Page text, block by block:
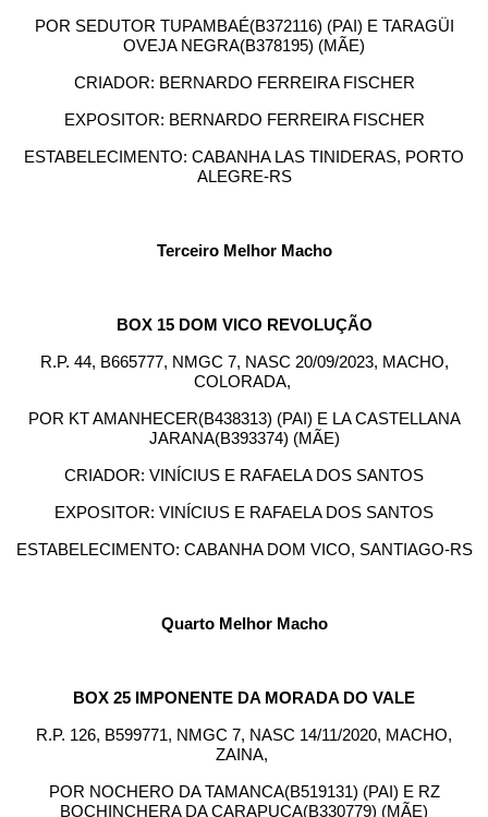
POR SEDUTOR TUPAMBAÉ(B372116) (PAI) E TARAGÜI
OVEJA NEGRA(B378195) (MÃE)
CRIADOR: BERNARDO FERREIRA FISCHER
EXPOSITOR: BERNARDO FERREIRA FISCHER
ESTABELECIMENTO: CABANHA LAS TINIDERAS, PORTO
ALEGRE-RS
Terceiro Melhor Macho
BOX 15 DOM VICO REVOLUÇÃO
R.P. 44, B665777, NMGC 7, NASC 20/09/2023, MACHO,
COLORADA,
POR KT AMANHECER(B438313) (PAI) E LA CASTELLANA
JARANA(B393374) (MÃE)
CRIADOR: VINÍCIUS E RAFAELA DOS SANTOS
EXPOSITOR: VINÍCIUS E RAFAELA DOS SANTOS
ESTABELECIMENTO: CABANHA DOM VICO, SANTIAGO-RS
Quarto Melhor Macho
BOX 25 IMPONENTE DA MORADA DO VALE
R.P. 126, B599771, NMGC 7, NASC 14/11/2020, MACHO,
ZAINA,
POR NOCHERO DA TAMANCA(B519131) (PAI) E RZ
BOCHINCHERA DA CARAPUÇA(B330779) (MÃE)